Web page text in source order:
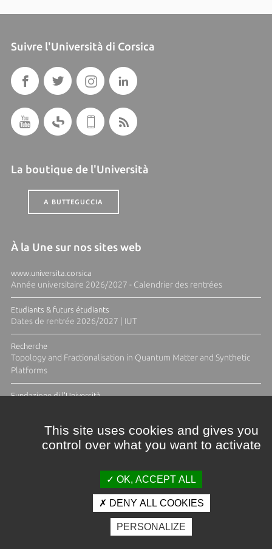
Suivre l'Università di Corsica
La boutique de l'Università
A BUTTEGUCCIA
À la Une sur nos sites web
www.universita.corsica
Année universitaire 2026/2027 - Calendrier des rentrées
Etudiants & futurs étudiants
Dates de rentrée 2026/2027 | IUT
Recherche
Topology and Fractionalisation in Quantum Matter and Synthetic
Platforms
Fundazione di l'Università
Crédits et mentions légales
Espace presse
Photothèque
This site uses cookies and gives you
control over what you want to activate
OK, ACCEPT ALL
DENY ALL COOKIES
PERSONALIZE